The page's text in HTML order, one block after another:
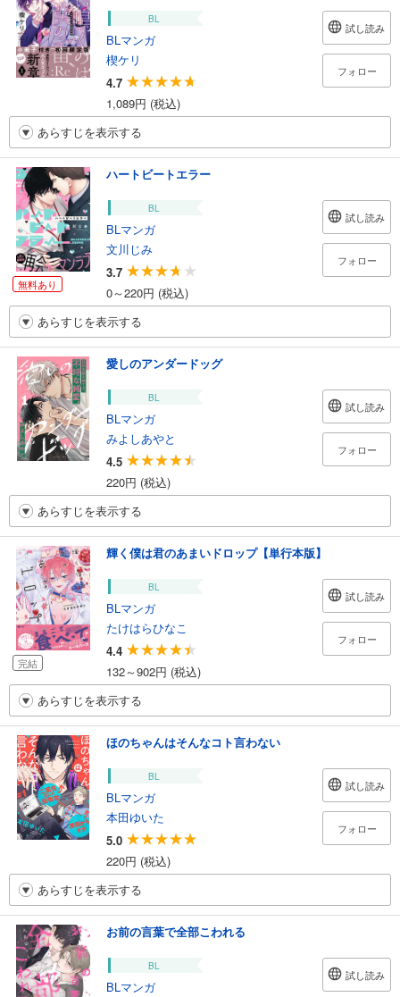
BL
BLマンガ
楔ケリ
4.7
1,089円 (税込)
試し読み
フォロー
あらすじを表示する
無料あり
ハートビートエラー
BL
BLマンガ
文川じみ
3.7
0～220円 (税込)
試し読み
フォロー
あらすじを表示する
愛しのアンダードッグ
BL
BLマンガ
みよしあやと
4.5
220円 (税込)
試し読み
フォロー
あらすじを表示する
完結
輝く僕は君のあまいドロップ【単行本版】
BL
BLマンガ
たけはらひなこ
4.4
132～902円 (税込)
試し読み
フォロー
あらすじを表示する
ほのちゃんはそんなコト言わない
BL
BLマンガ
本田ゆいた
5.0
220円 (税込)
試し読み
フォロー
あらすじを表示する
お前の言葉で全部こわれる
BL
BLマンガ
試し読み